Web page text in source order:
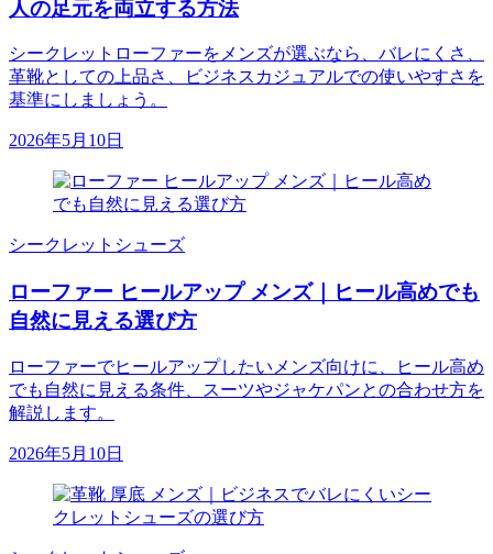
人の足元を両立する方法
シークレットローファーをメンズが選ぶなら、バレにくさ、
革靴としての上品さ、ビジネスカジュアルでの使いやすさを
基準にしましょう。
2026年5月10日
シークレットシューズ
ローファー ヒールアップ メンズ｜ヒール高めでも
自然に見える選び方
ローファーでヒールアップしたいメンズ向けに、ヒール高め
でも自然に見える条件、スーツやジャケパンとの合わせ方を
解説します。
2026年5月10日